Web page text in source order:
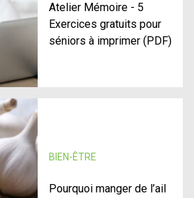
Atelier Mémoire - 5
Exercices gratuits pour
séniors à imprimer (PDF)
BIEN-ÊTRE
Pourquoi manger de l’ail